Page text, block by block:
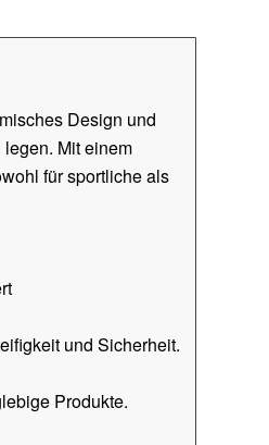
Design und
Mit einem
für sportliche als
und Sicherheit.
Produkte.